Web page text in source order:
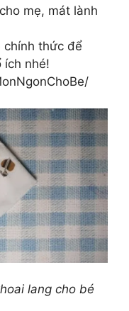
mẹ, mát lành
chính thức để
ích nhé!
lang cho bé